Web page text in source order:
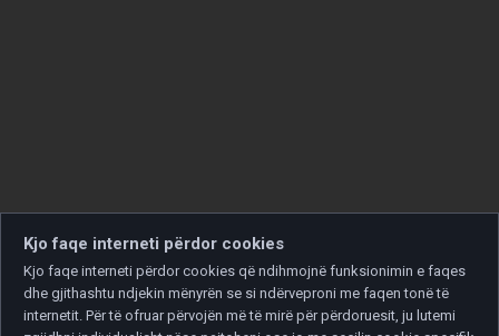
Kjo faqe interneti përdor cookies
Kjo faqe interneti përdor cookies që ndihmojnë funksionimin e faqes
dhe gjithashtu ndjekin mënyrën se si ndërveproni me faqen tonë të
internetit. Për të ofruar përvojën më të mirë për përdoruesit, ju lutemi